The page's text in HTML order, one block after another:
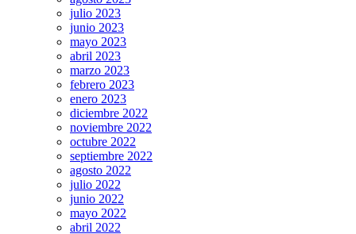
julio 2023
junio 2023
mayo 2023
abril 2023
marzo 2023
febrero 2023
enero 2023
diciembre 2022
noviembre 2022
octubre 2022
septiembre 2022
agosto 2022
julio 2022
junio 2022
mayo 2022
abril 2022